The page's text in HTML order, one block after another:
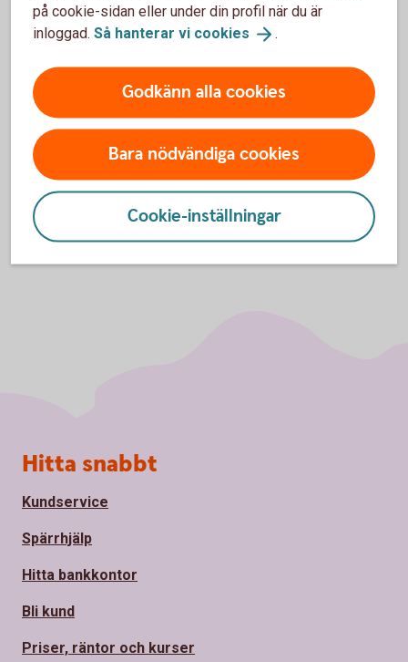
För att se detta innehåll behöver du först
godkänna cookies för Funktioner, prestanda
på cookie-sidan eller under din profil när du är
inloggad. Så hanterar vi cookies .
Godkänn alla cookies
Bara nödvändiga cookies
Cookie-inställningar
Sidfot
Hitta snabbt
Kundservice
Spärrhjälp
Hitta bankkontor
Bli kund
Priser, räntor och kurser